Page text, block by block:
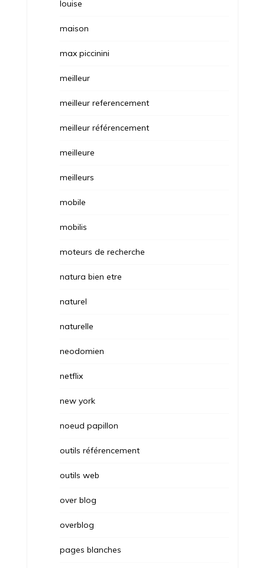
louise
maison
max piccinini
meilleur
meilleur referencement
meilleur référencement
meilleure
meilleurs
mobile
mobilis
moteurs de recherche
natura bien etre
naturel
naturelle
neodomien
netflix
new york
noeud papillon
outils référencement
outils web
over blog
overblog
pages blanches